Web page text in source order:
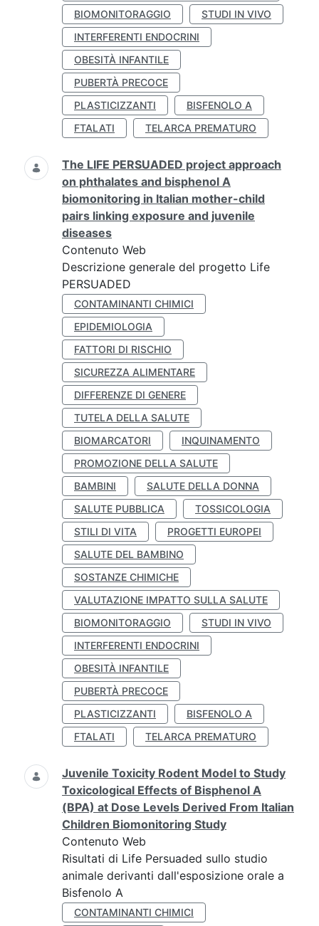
BIOMONITORAGGIO
STUDI IN VIVO
INTERFERENTI ENDOCRINI
OBESITÀ INFANTILE
PUBERTÀ PRECOCE
PLASTICIZZANTI
BISFENOLO A
FTALATI
TELARCA PREMATURO
The LIFE PERSUADED project approach
on phthalates and bisphenol A
biomonitoring in Italian mother-child
pairs linking exposure and juvenile
diseases
Contenuto Web
Descrizione generale del progetto Life
PERSUADED
CONTAMINANTI CHIMICI
EPIDEMIOLOGIA
FATTORI DI RISCHIO
SICUREZZA ALIMENTARE
DIFFERENZE DI GENERE
TUTELA DELLA SALUTE
BIOMARCATORI
INQUINAMENTO
PROMOZIONE DELLA SALUTE
BAMBINI
SALUTE DELLA DONNA
SALUTE PUBBLICA
TOSSICOLOGIA
STILI DI VITA
PROGETTI EUROPEI
SALUTE DEL BAMBINO
SOSTANZE CHIMICHE
VALUTAZIONE IMPATTO SULLA SALUTE
BIOMONITORAGGIO
STUDI IN VIVO
INTERFERENTI ENDOCRINI
OBESITÀ INFANTILE
PUBERTÀ PRECOCE
PLASTICIZZANTI
BISFENOLO A
FTALATI
TELARCA PREMATURO
Juvenile Toxicity Rodent Model to Study
Toxicological Effects of Bisphenol A
(BPA) at Dose Levels Derived From Italian
Children Biomonitoring Study
Contenuto Web
Risultati di Life Persuaded sullo studio
animale derivanti dall'esposizione orale a
Bisfenolo A
CONTAMINANTI CHIMICI